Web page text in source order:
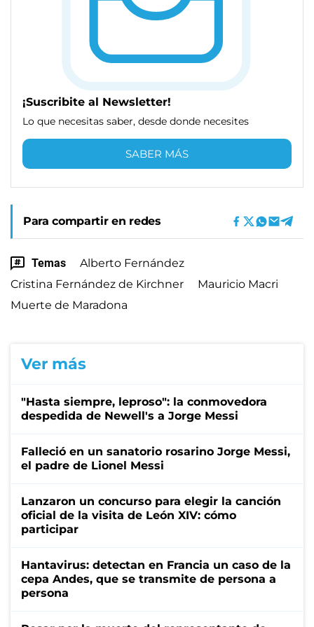
¡Suscribite al Newsletter!
Lo que necesitas saber, desde donde necesites
SABER MÁS
Para compartir en redes
Temas
Alberto Fernández
Cristina Fernández de Kirchner
Mauricio Macri
Muerte de Maradona
Ver más
"Hasta siempre, leproso": la conmovedora
despedida de Newell's a Jorge Messi
Falleció en un sanatorio rosarino Jorge Messi,
el padre de Lionel Messi
Lanzaron un concurso para elegir la canción
oficial de la visita de León XIV: cómo
participar
Hantavirus: detectan en Francia un caso de la
cepa Andes, que se transmite de persona a
persona